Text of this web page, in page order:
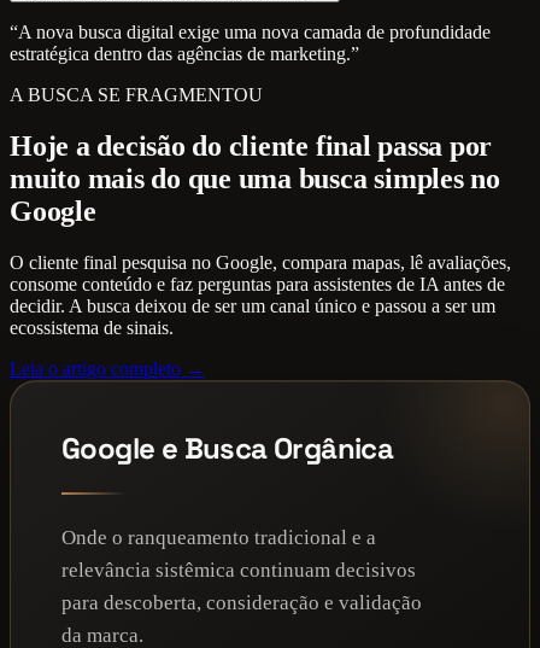
“A nova busca digital exige uma nova camada de profundidade
estratégica dentro das agências de marketing.”
A BUSCA SE FRAGMENTOU
Hoje a decisão do cliente final passa por
muito mais do que uma busca simples no
Google
O cliente final pesquisa no Google, compara mapas, lê avaliações,
consome conteúdo e faz perguntas para assistentes de IA antes de
decidir. A busca deixou de ser um canal único e passou a ser um
ecossistema de sinais.
Leia o artigo completo →
Google e Busca Orgânica
Onde o ranqueamento tradicional e a
relevância sistêmica continuam decisivos
para descoberta, consideração e validação
da marca.